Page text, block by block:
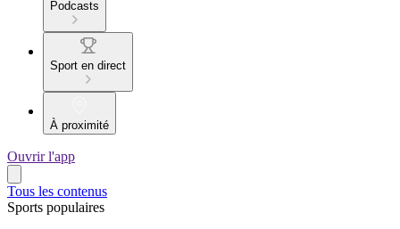
Podcasts
Sport en direct
À proximité
Ouvrir l'app
Tous les contenus
Sports populaires